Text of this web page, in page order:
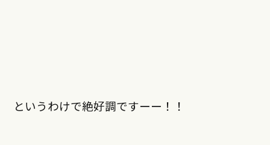
というわけで絶好調ですーー！！